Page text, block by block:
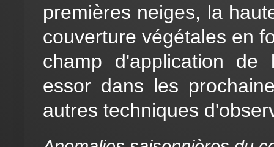
premières neiges, la
couverture végétales en
champ d'application de
essor dans les
autres techniques